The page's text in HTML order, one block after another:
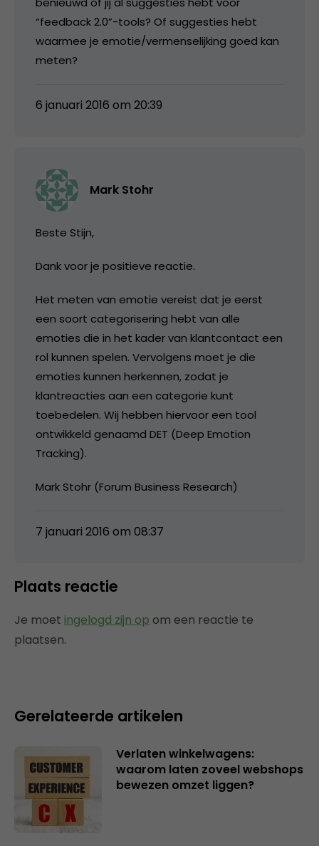
“feedback 2.0”-tools? Of suggesties hebt
waarmee je emotie/vermenselijking goed kan
meten?
6 januari 2016 om 20:39
Mark Stohr
Beste Stijn,
Dank voor je positieve reactie.
Het meten van emotie vereist dat je eerst
een soort categorisering hebt van alle
emoties die in het kader van klantcontact een
rol kunnen spelen. Vervolgens moet je die
emoties kunnen herkennen, zodat je
klantreacties aan een categorie kunt
toebedelen. Wij hebben hiervoor een tool
ontwikkeld genaamd DET (Deep Emotion
Tracking).
Mark Stohr (Forum Business Research)
7 januari 2016 om 08:37
Plaats reactie
Je moet ingelogd zijn op om een reactie te
plaatsen.
Gerelateerde artikelen
Verlaten winkelwagens:
waarom laten zoveel webshops
bewezen omzet liggen?